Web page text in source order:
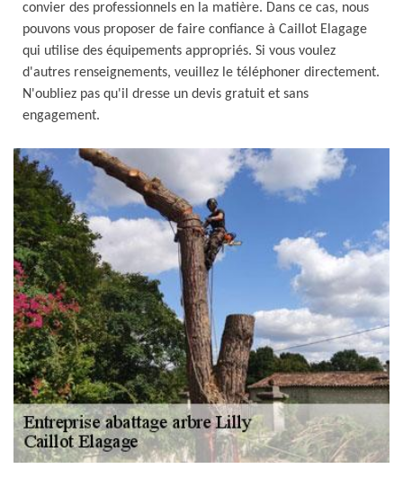
convier des professionnels en la matière. Dans ce cas, nous
pouvons vous proposer de faire confiance à Caillot Elagage
qui utilise des équipements appropriés. Si vous voulez
d'autres renseignements, veuillez le téléphoner directement.
N'oubliez pas qu'il dresse un devis gratuit et sans
engagement.